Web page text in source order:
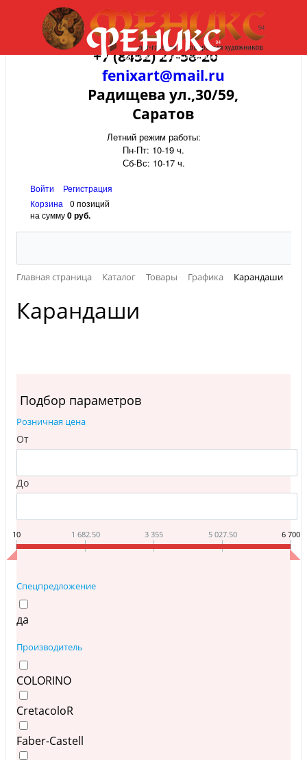
+7 (8452) 27-58-20
fenixart@mail.ru
Радищева ул.,30/59,
Саратов
Летний режим работы:
Пн-Пт: 10-19 ч.
Сб-Вс: 10-17 ч.
Войти
Регистрация
Корзина
0 позиций
на сумму0 руб.
Главная страница Каталог Товары Графика Карандаши
Карандаши
Подбор параметров
Розничная цена
От
До
10 1 682.50 3 355 5 027.50 6 700
Спецпредложение
да
Производитель
COLORINO
CretacoloR
Faber-Castell